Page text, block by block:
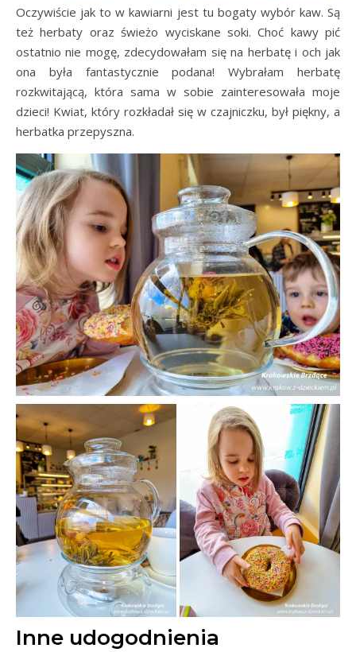
Oczywiście jak to w kawiarni jest tu bogaty wybór kaw. Są
też herbaty oraz świeżo wyciskane soki. Choć kawy pić
ostatnio nie mogę, zdecydowałam się na herbatę i och jak
ona była fantastycznie podana! Wybrałam herbatę
rozkwitającą, która sama w sobie zainteresowała moje
dzieci! Kwiat, który rozkładał się w czajniczku, był piękny, a
herbatka przepyszna.
Inne udogodnienia